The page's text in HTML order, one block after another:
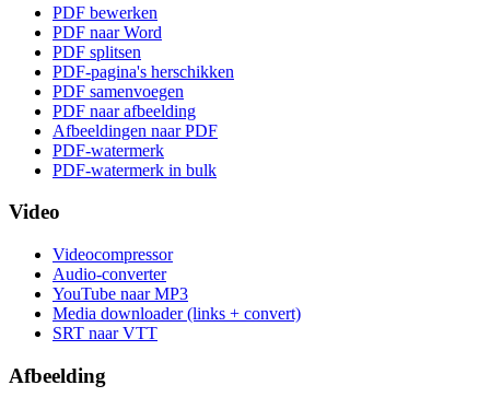
PDF bewerken
PDF naar Word
PDF splitsen
PDF-pagina's herschikken
PDF samenvoegen
PDF naar afbeelding
Afbeeldingen naar PDF
PDF-watermerk
PDF-watermerk in bulk
Video
Videocompressor
Audio-converter
YouTube naar MP3
Media downloader (links + convert)
SRT naar VTT
Afbeelding